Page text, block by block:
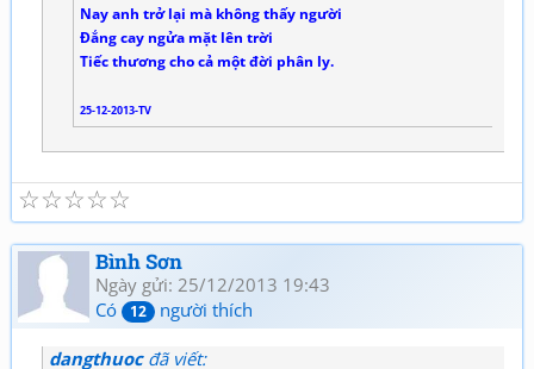
Nay anh trở lại mà không thấy người
Đắng cay ngửa mặt lên trời
Tiếc thương cho cả một đời phân ly.
25-12-2013-TV
☆
☆
☆
☆
☆
Bình Sơn
Ngày gửi: 25/12/2013 19:43
Có
12 người thích
dangthuocđã viết: